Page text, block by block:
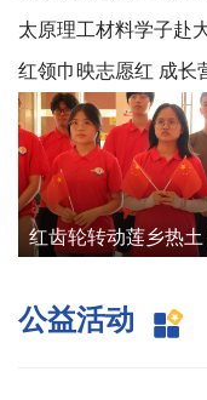
划”同步推出
太原理工材料学子赴
红领巾映志愿红 成长
来能源学院“拓梦志愿
难”
公益活动